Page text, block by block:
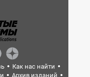
Как нас найти
Архив изданий